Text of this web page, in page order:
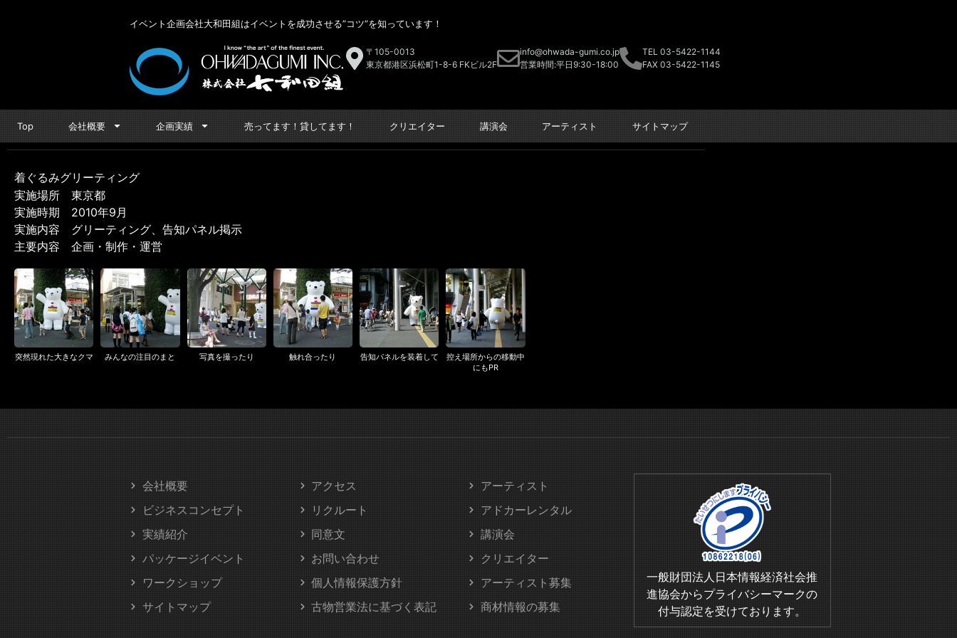
イベント企画会社大和田組はイベントを成功させる”コツ”を知っています！
〒105-0013
東京都港区浜松町1-8-6 FKビル2F
info@ohwada-gumi.co.jp
営業時間:平日9:30-18:00
TEL 03-5422-1144
FAX 03-5422-1145
Top 会社概要 企画実績 売ってます！貸してます！ クリエイター 講演会 アーティスト サイトマップ
着ぐるみグリーティング
実施場所 東京都
実施時期 2010年9月
実施内容 グリーティング、告知パネル掲示
主要内容 企画・制作・運営
突然現れた大きなクマ みんなの注目のまと 写真を撮ったり 触れ合ったり 告知パネルを装着して
控え場所からの移動中
にもPR
会社概要
ビジネスコンセプト
実績紹介
パッケージイベント
ワークショップ
サイトマップ
アクセス
リクルート
同意文
お問い合わせ
個人情報保護方針
古物営業法に基づく表記
アーティスト
アドカーレンタル
講演会
クリエイター
アーティスト募集
商材情報の募集
一般財団法人日本情報経済社会推
進協会からプライバシーマークの
付与認定を受けております。